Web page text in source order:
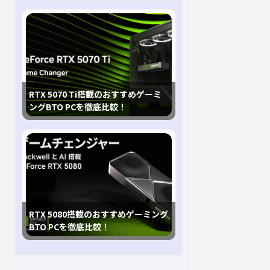
RTX 5070 Ti搭載のおすすめゲーミ
ングBTO PCを徹底比較！
RTX 5080搭載のおすすめゲーミング
BTO PCを徹底比較！